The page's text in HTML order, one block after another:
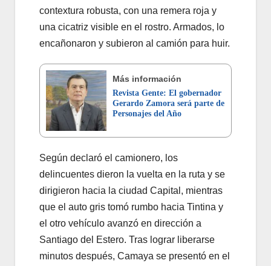
contextura robusta, con una remera roja y
una cicatriz visible en el rostro. Armados, lo
encañonaron y subieron al camión para huir.
Más información
Revista Gente: El gobernador
Gerardo Zamora será parte de
Personajes del Año
Según declaró el camionero, los
delincuentes dieron la vuelta en la ruta y se
dirigieron hacia la ciudad Capital, mientras
que el auto gris tomó rumbo hacia Tintina y
el otro vehículo avanzó en dirección a
Santiago del Estero. Tras lograr liberarse
minutos después, Camaya se presentó en el